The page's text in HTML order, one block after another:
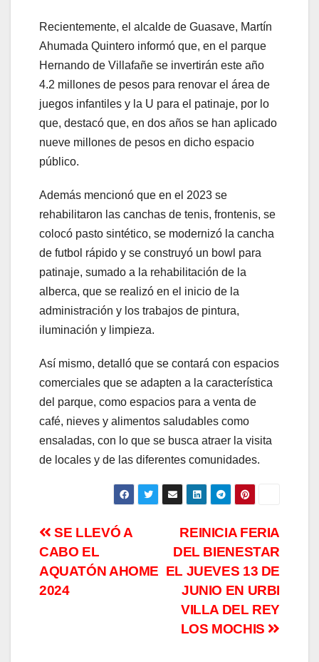
Recientemente, el alcalde de Guasave, Martín
Ahumada Quintero informó que, en el parque
Hernando de Villafañe se invertirán este año
4.2 millones de pesos para renovar el área de
juegos infantiles y la U para el patinaje, por lo
que, destacó que, en dos años se han aplicado
nueve millones de pesos en dicho espacio
público.
Además mencionó que en el 2023 se
rehabilitaron las canchas de tenis, frontenis, se
colocó pasto sintético, se modernizó la cancha
de futbol rápido y se construyó un bowl para
patinaje, sumado a la rehabilitación de la
alberca, que se realizó en el inicio de la
administración y los trabajos de pintura,
iluminación y limpieza.
Así mismo, detalló que se contará con espacios
comerciales que se adapten a la característica
del parque, como espacios para a venta de
café, nieves y alimentos saludables como
ensaladas, con lo que se busca atraer la visita
de locales y de las diferentes comunidades.
Navegación
de
entradas
REINICIA FERIA
DEL BIENESTAR
EL JUEVES 13 DE
JUNIO EN URBI
VILLA DEL REY
LOS MOCHIS
SE LLEVÓ A
CABO EL
AQUATÓN AHOME
2024